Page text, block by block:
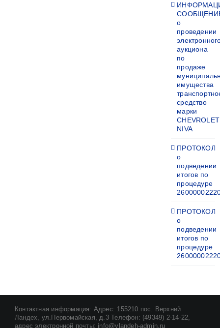
о
проведении
аукциона
по
продаже
имущества
средство
марки
CHEVROLET
NIVA
ПРОТОКОЛ
о
подведении
итогов по
процедуре
ПРОТОКОЛ
о
подведении
итогов по
процедуре
Контактная информация: Адрес: 155210 пос. Верхний
Ландех, ул.Первомайская, д.3 Телефон: (49349) 2-14-22,
адрес электронной почты: info@vlandeh-admin.ru